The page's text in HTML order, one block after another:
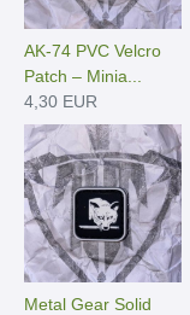
AK-74 PVC Velcro
Patch – Minia...
4,30 EUR
Metal Gear Solid